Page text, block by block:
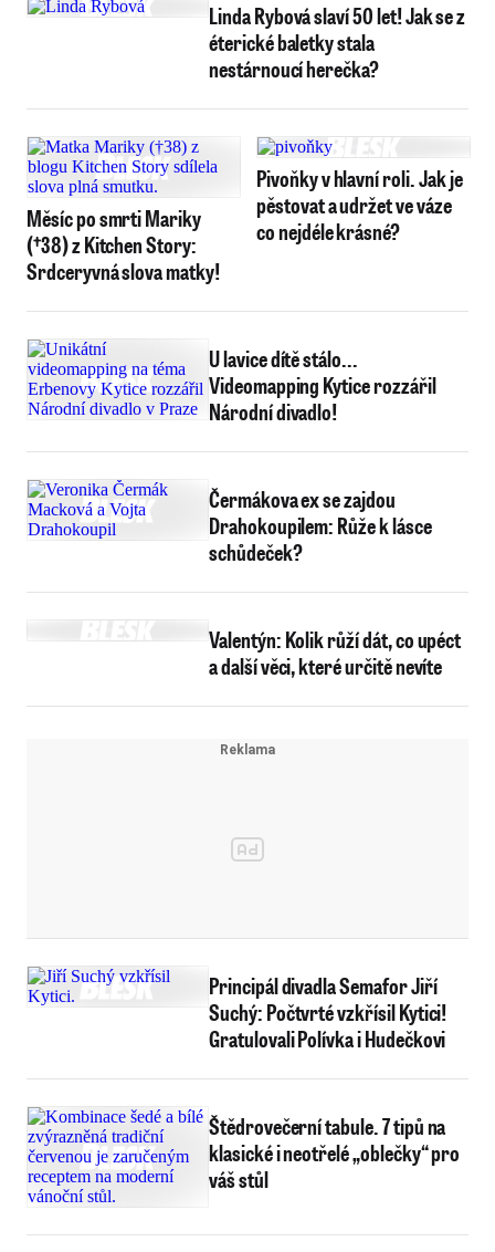
Linda Rybová slaví 50 let! Jak se z
éterické baletky stala
nestárnoucí herečka?
Měsíc po smrti Mariky
(†38) z Kitchen Story:
Srdceryvná slova matky!
Pivoňky v hlavní roli. Jak je
pěstovat a udržet ve váze
co nejdéle krásné?
U lavice dítě stálo...
Videomapping Kytice rozzářil
Národní divadlo!
Čermákova ex se zajdou
Drahokoupilem: Růže k lásce
schůdeček?
Valentýn: Kolik růží dát, co upéct
a další věci, které určitě nevíte
Principál divadla Semafor Jiří
Suchý: Počtvrté vzkřísil Kytici!
Gratulovali Polívka i Hudečkovi
Štědrovečerní tabule. 7 tipů na
klasické i neotřelé „oblečky“ pro
váš stůl